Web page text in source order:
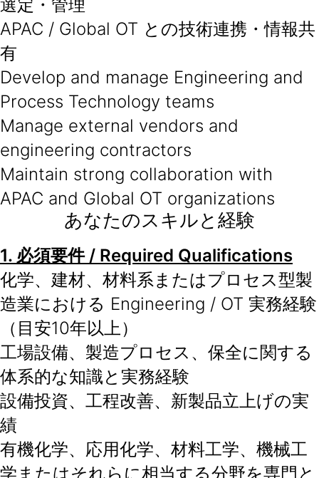
選定・管理
APAC / Global OT との技術連携・情報共
有
Develop and manage Engineering and
Process Technology teams
Manage external vendors and
engineering contractors
Maintain strong collaboration with
APAC and Global OT organizations
あなたのスキルと経験
1. 必須要件/ Required Qualifications
化学、建材、材料系またはプロセス型製
造業における Engineering / OT 実務経験
（目安10年以上）
工場設備、製造プロセス、保全に関する
体系的な知識と実務経験
設備投資、工程改善、新製品立上げの実
績
有機化学、応用化学、材料工学、機械工
学またはそれらに相当する分野を専門と